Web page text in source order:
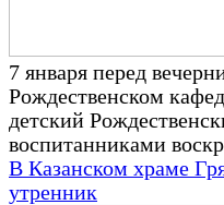
7 января перед
Рождественском
детский
воспитанниками
В Казанском храме
утренник